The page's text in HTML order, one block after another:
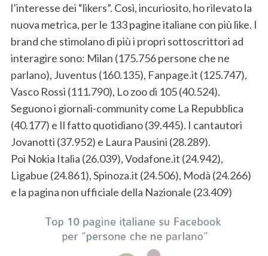
l’interesse dei “likers”. Così, incuriosito, ho rilevato la
nuova metrica, per le 133 pagine italiane con più like. I
brand che stimolano di più i propri sottoscrittori ad
interagire sono: Milan (175.756 persone che ne
parlano), Juventus (160.135), Fanpage.it (125.747),
Vasco Rossi (111.790), Lo zoo di 105 (40.524).
Seguono i giornali-community come La Repubblica
(40.177) e Il fatto quotidiano (39.445). I cantautori
Jovanotti (37.952) e Laura Pausini (28.289).
Poi Nokia Italia (26.039), Vodafone.it (24.942),
Ligabue (24.861), Spinoza.it (24.506), Modà (24.266)
e la pagina non ufficiale della Nazionale (23.409)
e
a
r
c
f
o
: